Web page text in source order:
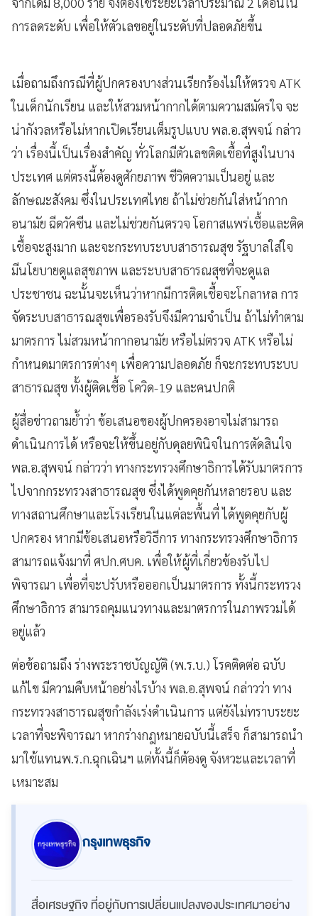
การลดระดับ เพื่อให้ตัวเลขอยู่ในระดับที่ปลอดภัยขึ้น
เมื่อถามถึงกรณีที่ผู้ปกครองบางส่วนเรียกร้องไม่ให้ตรวจ ATK
ในเด็กนักเรียน และให้สวมหน้ากากได้ตามความสมัครใจ จะ
น่ากังวลหรือไม่หากเปิดเรียนเต็มรูปแบบ พล.อ.สุพจน์ กล่าว
ว่า เรื่องนี้เป็นเรื่องสำคัญ ทั่วโลกมีตัวเลขติดเชื้อที่สูงในบาง
ประเทศ แต่ตรงนี้ต้องดูศักยภาพ ชีวิตความเป็นอยู่ และ
ลักษณะสังคม ซึ่งในประเทศไทย ถ้าไม่ช่วยกันใส่หน้ากาก
อนามัย ฉีดวัคซีน และไม่ช่วยกันตรวจ โอกาสแพร่เชื้อและติด
เชื้อจะสูงมาก และจะกระทบระบบสาธารณสุข รัฐบาลใส่ใจ
มีนโยบายดูแลสุขภาพ และระบบสาธารณสุขที่จะดูแล
ประชาชน ฉะนั้นจะเห็นว่าหากมีการติดเชื้อจะโกลาหล การ
จัดระบบสาธารณสุขเพื่อรองรับจึงมีความจำเป็น ถ้าไม่ทำตาม
มาตรการ ไม่สวมหน้ากากอนามัย หรือไม่ตรวจ ATK หรือไม่
กำหนดมาตรการต่างๆ เพื่อความปลอดภัย ก็จะกระทบระบบ
สาธารณสุข ทั้งผู้ติดเชื้อ โควิด-19 และคนปกติ
ผู้สื่อข่าวถามย้ำว่า ข้อเสนอของผู้ปกครองอาจไม่สามารถ
ดำเนินการได้ หรือจะให้ขึ้นอยู่กับดุลยพินิจในการตัดสินใจ
พล.อ.สุพจน์ กล่าวว่า ทางกระทรวงศึกษาธิการได้รับมาตรการ
ไปจากกระทรวงสาธารณสุข ซึ่งได้พูดคุยกันหลายรอบ และ
ทางสถานศึกษาและโรงเรียนในแต่ละพื้นที่ ได้พูดคุยกับผู้
ปกครอง หากมีข้อเสนอหรือวิธีการ ทางกระทรวงศึกษาธิการ
สามารถแจ้งมาที่ ศปก.ศบค. เพื่อให้ผู้ที่เกี่ยวข้องรับไป
พิจารณา เพื่อที่จะปรับหรือออกเป็นมาตรการ ทั้งนี้กระทรวง
ศึกษาธิการ สามารถคุมแนวทางและมาตรการในภาพรวมได้
อยู่แล้ว
ต่อข้อถามถึง ร่างพระราชบัญญัติ (พ.ร.บ.) โรคติดต่อ ฉบับ
แก้ไข มีความคืบหน้าอย่างไรบ้าง พล.อ.สุพจน์ กล่าวว่า ทาง
กระทรวงสาธารณสุขกำลังเร่งดำเนินการ แต่ยังไม่ทราบระยะ
เวลาที่จะพิจารณา หากร่างกฎหมายฉบับนี้เสร็จ ก็สามารถนำ
มาใช้แทนพ.ร.ก.ฉุกเฉินฯ แต่ทั้งนี้ก็ต้องดู จังหวะและเวลาที่
เหมาะสม
กรุงเทพธุรกิจ
สื่อเศรษฐกิจ ที่อยู่กับการเปลี่ยนแปลงของประเทศมาอย่าง